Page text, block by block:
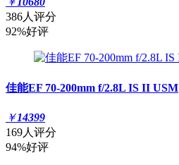
386人评分
92%好评
佳能EF 70-200mm f/2.8L IS II USM
￥14399
169人评分
94%好评